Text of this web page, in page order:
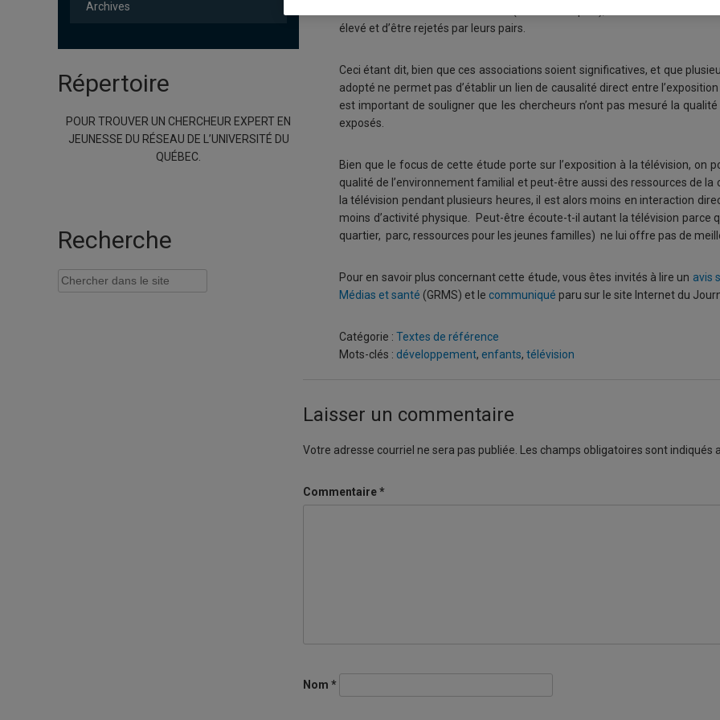
Archives
Répertoire
POUR TROUVER UN CHERCHEUR EXPERT EN
JEUNESSE DU RÉSEAU DE L’UNIVERSITÉ DU
QUÉBEC.
Recherche
de moins bons résultats scolaires (mathématiques), de moins bonnes
élevé et d’être rejetés par leurs pairs.
Ceci étant dit, bien que ces associations soient significatives, et que
adopté ne permet pas d’établir un lien de causalité direct entre
est important de souligner que les chercheurs n’ont pas mesuré la
exposés.
Bien que le focus de cette étude porte sur l’exposition à la télévision, on
qualité de l’environnement familial et peut-être aussi des ressources de
la télévision pendant plusieurs heures, il est alors moins en interaction
moins d’activité physique. Peut-être écoute-t-il autant la télévision parce
quartier, parc, ressources pour les jeunes familles) ne lui offre pas de
Pour en savoir plus concernant cette étude, vous êtes invités à lire un avis
Médias et santé (GRMS) et le communiqué paru sur le site Internet du
Catégorie : Textes de référence
Mots-clés : développement, enfants, télévision
Laisser un commentaire
Votre adresse courriel ne sera pas publiée. Les champs obligatoires sont indiqués
Commentaire*
Nom *